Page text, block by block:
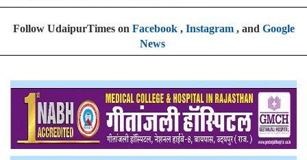
Follow UdaipurTimes on Facebook, Instagram, and Google
News